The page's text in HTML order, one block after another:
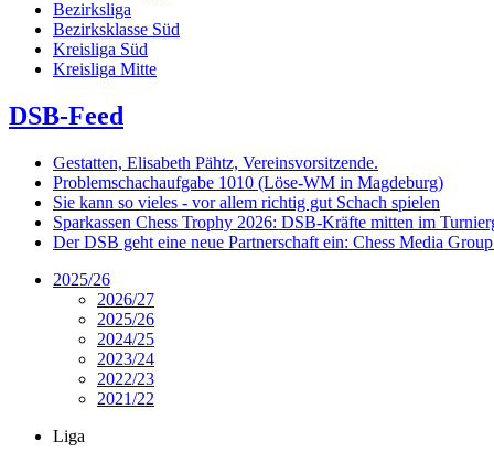
Bezirksliga
Bezirksklasse Süd
Kreisliga Süd
Kreisliga Mitte
DSB-Feed
Gestatten, Elisabeth Pähtz, Vereinsvorsitzende.
Problemschachaufgabe 1010 (Löse-WM in Magdeburg)
Sie kann so vieles - vor allem richtig gut Schach spielen
Sparkassen Chess Trophy 2026: DSB-Kräfte mitten im
Der DSB geht eine neue Partnerschaft ein: Chess Media
2025/26
2026/27
2025/26
2024/25
2023/24
2022/23
2021/22
Liga